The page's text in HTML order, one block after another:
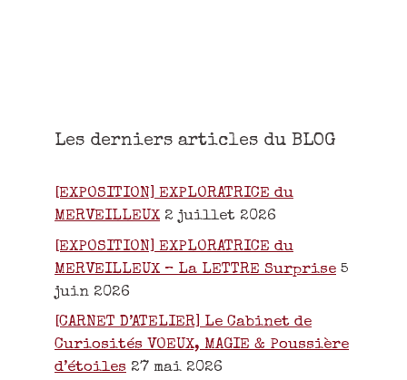
Les derniers articles du BLOG
[EXPOSITION] EXPLORATRICE du
MERVEILLEUX 2 juillet 2026
[EXPOSITION] EXPLORATRICE du
MERVEILLEUX – La LETTRE Surprise 5
juin 2026
[CARNET D’ATELIER] Le Cabinet de
Curiosités VOEUX, MAGIE & Poussière
d’étoiles 27 mai 2026